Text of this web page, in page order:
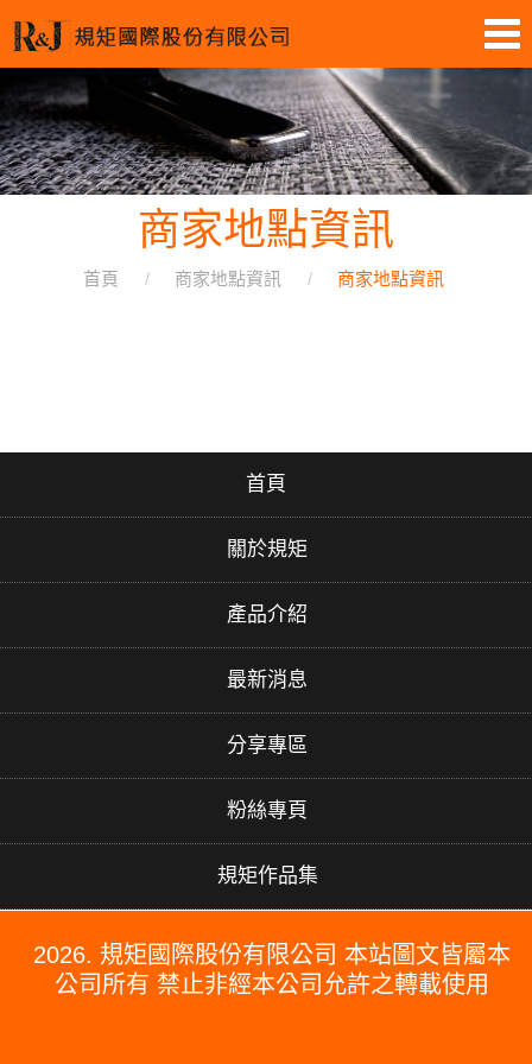
商家地點資訊
首頁 商家地點資訊 商家地點資訊
首頁
關於規矩
產品介紹
最新消息
分享專區
粉絲專頁
規矩作品集
2026. 規矩國際股份有限公司 本站圖文皆屬本
公司所有 禁止非經本公司允許之轉載使用